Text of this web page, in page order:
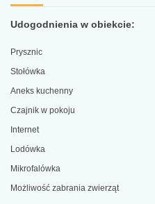
Udogodnienia w obiekcie:
Prysznic
Stołówka
Aneks kuchenny
Czajnik w pokoju
Internet
Lodówka
Mikrofalówka
Możliwość zabrania zwierząt